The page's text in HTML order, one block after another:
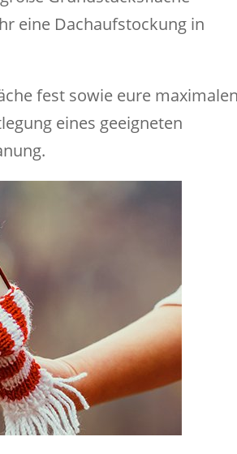
eine Dachaufstockung in
fest sowie eure
eines geeigneten